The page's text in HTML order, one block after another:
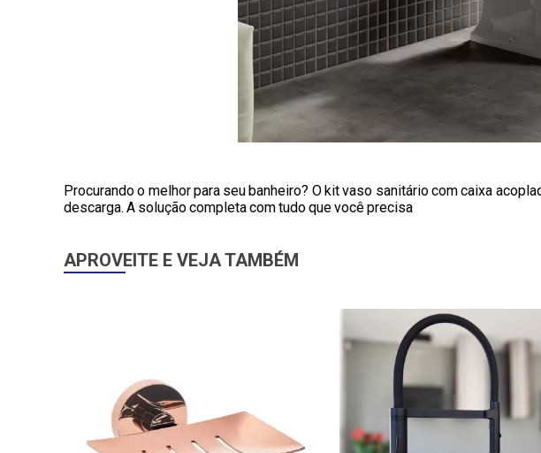
Procurando o melhor para seu banheiro? O kit vaso sanitário com caixa
descarga. A solução completa com tudo que você precisa
APROVEITE E VEJA TAMBÉM